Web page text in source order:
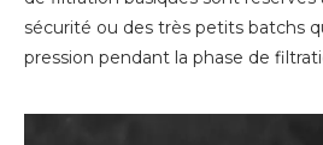
sécurité ou des très petits batchs
pression pendant la phase de